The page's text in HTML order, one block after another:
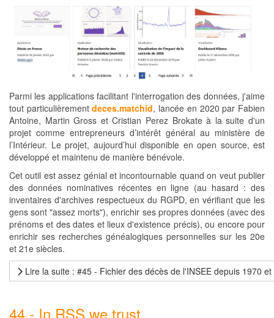
Parmi les applications facilitant l'interrogation des données, j'aime
tout particulièrementdeces.matchid, lancée en 2020 par Fabien
Antoine, Martin Gross et Cristian Perez Brokate à la suite d'un
projet comme entrepreneurs d’intérêt général au ministère de
l’Intérieur. Le projet, aujourd’hui disponible en open source, est
développé et maintenu de manière bénévole.
Cet outil est assez génial et incontournable quand on veut publier
des données nominatives récentes en ligne (au hasard : des
inventaires d'archives respectueux du RGPD, en vérifiant que les
gens sont "assez morts"), enrichir ses propres données (avec des
prénoms et des dates et lieux d'existence précis), ou encore pour
enrichir ses recherches généalogiques personnelles sur les 20e
et 21e siècles.
Lire la suite : #45 - Fichier des décès de l'INSEE depuis 1970
44 - In RSS we trust